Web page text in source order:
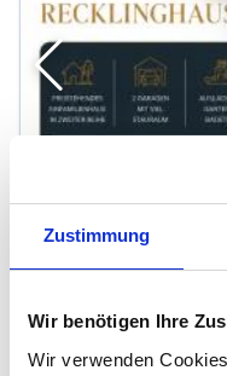
Zustimmung
Wir benötigen Ihre
Wir verwenden